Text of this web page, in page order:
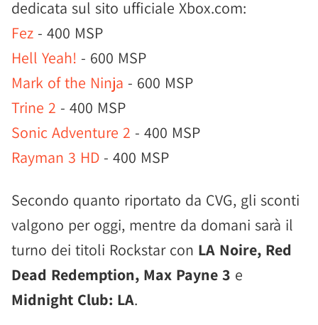
dedicata sul sito ufficiale Xbox.com:
Fez - 400 MSP
Hell Yeah! - 600 MSP
Mark of the Ninja - 600 MSP
Trine 2 - 400 MSP
Sonic Adventure 2 - 400 MSP
Rayman 3 HD - 400 MSP
Secondo quanto riportato da CVG, gli sconti
valgono per oggi, mentre da domani sarà il
turno dei titoli Rockstar con LA Noire, Red
Dead Redemption, Max Payne 3 e
Midnight Club: LA.